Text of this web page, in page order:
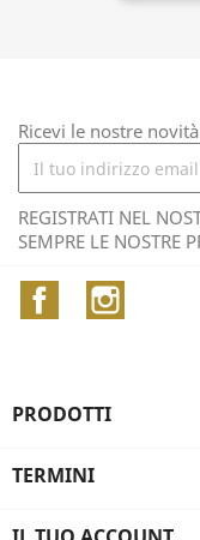
Ricevi le nostre
REGISTRATI NEL
SEMPRE LE NOSTRE
Facebook
PRODOTTI
TERMINI